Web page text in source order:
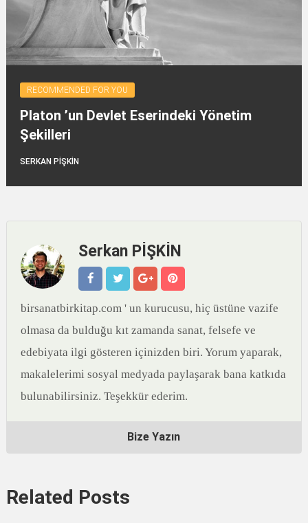
RECOMMENDED FOR YOU
Platon ’un Devlet Eserindeki Yönetim
Şekilleri
SERKAN PİŞKİN
Serkan PİŞKİN
birsanatbirkitap.com ' un kurucusu, hiç üstüne vazife
olmasa da bulduğu kıt zamanda sanat, felsefe ve
edebiyata ilgi gösteren içinizden biri. Yorum yaparak,
makalelerimi sosyal medyada paylaşarak bana katkıda
bulunabilirsiniz. Teşekkür ederim.
Bize Yazın
Related Posts